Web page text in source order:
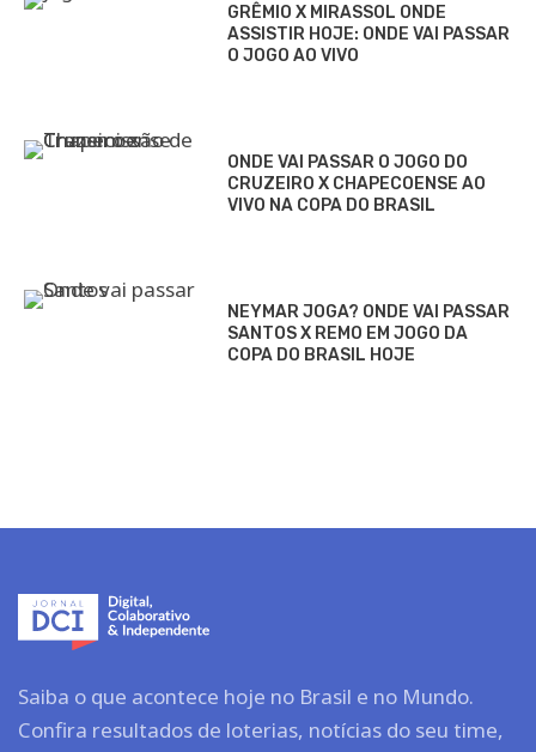
GRÊMIO X MIRASSOL ONDE
ASSISTIR HOJE: ONDE VAI PASSAR
O JOGO AO VIVO
ONDE VAI PASSAR O JOGO DO
CRUZEIRO X CHAPECOENSE AO
VIVO NA COPA DO BRASIL
NEYMAR JOGA? ONDE VAI PASSAR
SANTOS X REMO EM JOGO DA
COPA DO BRASIL HOJE
Saiba o que acontece hoje no Brasil e no Mundo.
Confira resultados de loterias, notícias do seu time,